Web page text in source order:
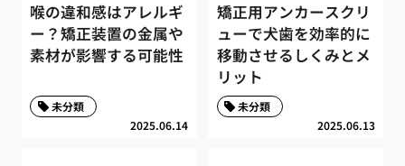
喉の違和感はアレルギ
ー？矯正装置の金属や
素材が影響する可能性
2025.06.14
未分類
矯正用アンカースクリ
ューで犬歯を効率的に
移動させるしくみとメ
リット
2025.06.13
未分類